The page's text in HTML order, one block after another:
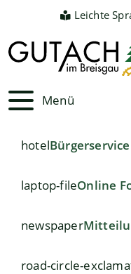
Leichte
Menü
hotelBürgerservice
laptop-fileOnline
newspaper
road-circle-